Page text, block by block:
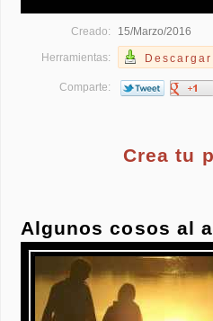
Creado: 15/Marzo/2016
Herramientas: Descargar
Comparte:
Crea tu
Algunos cosos al